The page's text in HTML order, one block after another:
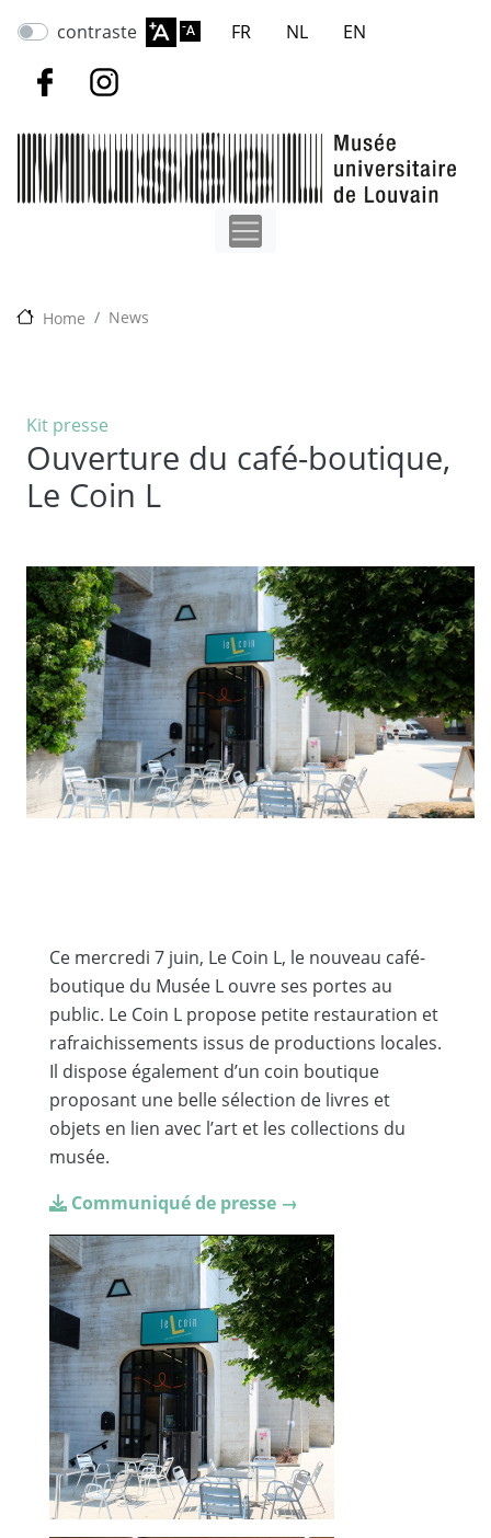
au
contraste FR NL EN
Home News
Kit presse
Ouverture du café-boutique,
Le Coin L
Ce mercredi 7 juin, Le Coin L, le nouveau café-
boutique du Musée L ouvre ses portes au
public. Le Coin L propose petite restauration et
rafraichissements issus de productions locales.
Il dispose également d’un coin boutique
proposant une belle sélection de livres et
objets en lien avec l’art et les collections du
musée.
Communiqué de presse →
Image